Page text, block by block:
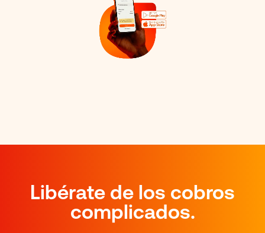
Libérate de los cobros
complicados.